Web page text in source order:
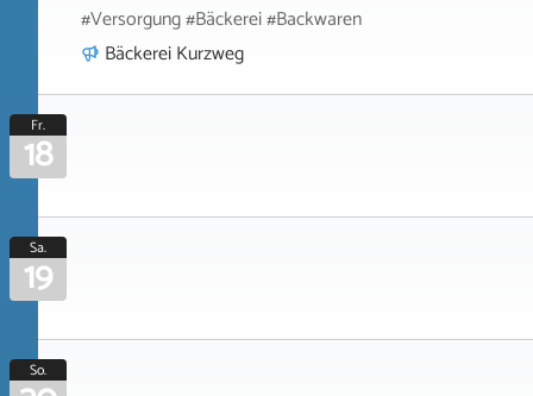
#Versorgung #Bäckerei #Backwaren
Bäckerei Kurzweg
Fr.
18
Sa.
19
So.